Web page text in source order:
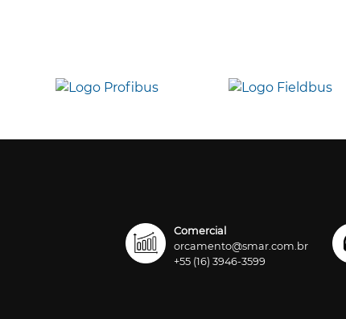
Comercial
orcamento@smar.com.br
+55 (16) 3946-3599